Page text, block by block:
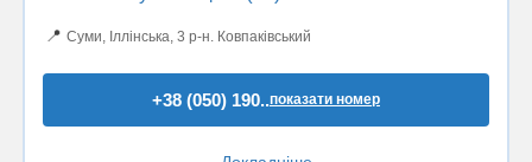
📍 Суми, Іллінська, 3 р-н. Ковпаківський
+38 (050) 190..показати номер